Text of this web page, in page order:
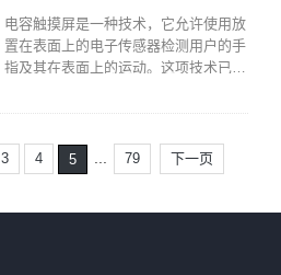
电容触摸屏是一种技术，它允许使用放
置在表面上的电子传感器检测用户的手
指及其在表面上的运动。这项技术已经
脑、笔记本电脑，最近还应用于水龙
过消除可能藏有细菌和细菌的物理控
制，提供了一种更方便和卫生的取水方
3 4 5 ... 79 下一页